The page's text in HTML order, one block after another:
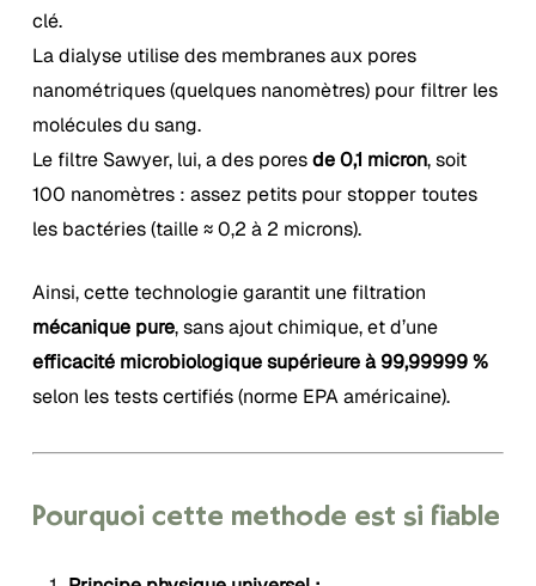
clé.
La dialyse utilise des membranes aux pores
nanométriques (quelques nanomètres) pour filtrer les
molécules du sang.
Le filtre Sawyer, lui, a des poresde 0,1 micron, soit
100 nanomètres : assez petits pour stopper toutes
les bactéries (taille ≈ 0,2 à 2 microns).
Ainsi, cette technologie garantit une filtration
mécanique pure, sans ajout chimique, et d’une
efficacité microbiologique supérieure à 99,99999 %
selon les tests certifiés (norme EPA américaine).
Pourquoi cette méthode est si fiable